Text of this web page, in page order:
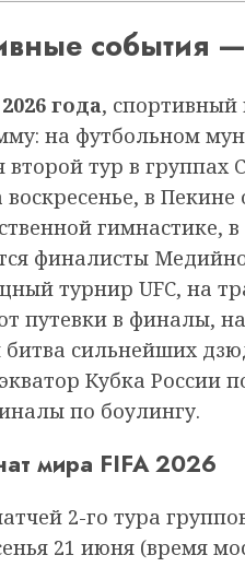
события
года, спортивный
на футбольном
тур в группах
в
гимнастике,
финалисты
турнир UFC, на
путевки в финалы,
сильнейших
Кубка России
по боулингу.
мира FIFA 2026
2-го тура
21 июня (время